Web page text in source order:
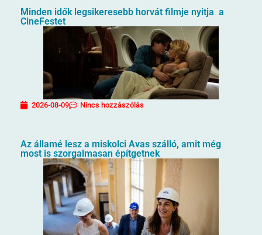
Minden idők legsikeresebb horvát filmje nyitja a
CineFestet
2026-08-09 Nincs hozzászólás
Az államé lesz a miskolci Avas szálló, amit még
most is szorgalmasan építgetnek